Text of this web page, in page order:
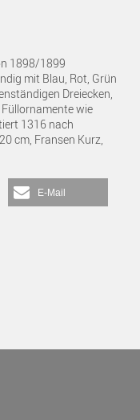
1898/1899
mit Blau, Rot, Grün
Dreiecken,
wie
1316 nach
cm, Fransen Kurz,
E-Mail